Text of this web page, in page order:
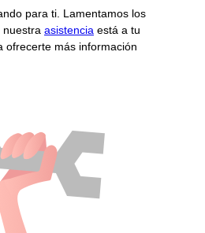
para ti. Lamentamos los
nuestra asistencia está a tu
ofrecerte más información